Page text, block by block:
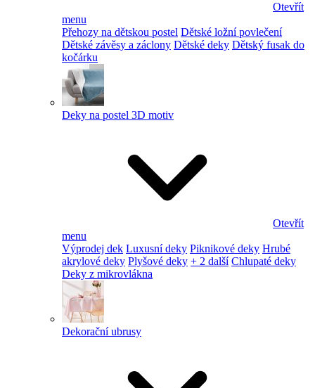
Otevřít
menu
Přehozy na dětskou postel Dětské ložní povlečení
Dětské závěsy a záclony Dětské deky Dětský fusak do
kočárku
Deky na postel 3D motiv
Otevřít
menu
Výprodej dek Luxusní deky Piknikové deky Hrubé
akrylové deky Plyšové deky + 2 další Chlupaté deky
Deky z mikrovlákna
Dekorační ubrusy